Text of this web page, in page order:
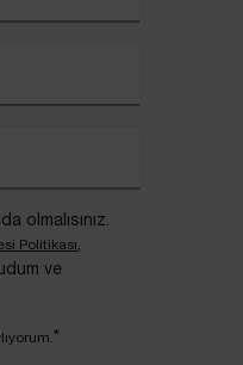
olmalısınız.
Politikası,
ve
*